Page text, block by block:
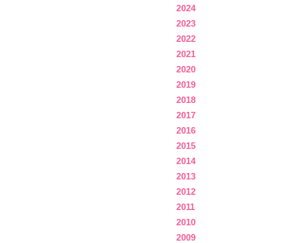
2024
2023
2022
2021
2020
2019
2018
2017
2016
2015
2014
2013
2012
2011
2010
2009